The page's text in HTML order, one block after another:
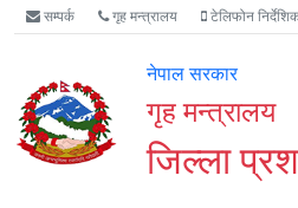
Accessibility
Mode
गर्नुहोस्
मुख्य
सामाग्री
मुख्य
नेभिगेसन
वेबसाइट
खोजमा
सम्पर्क गृह मन्त्रालय टेलिफोन
नेपाल सरकार
गृह मन्त्रालय
जिल्ला